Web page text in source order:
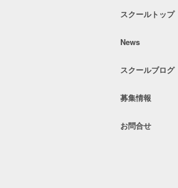
スクールトップ
News
スクールブログ
募集情報
お問合せ